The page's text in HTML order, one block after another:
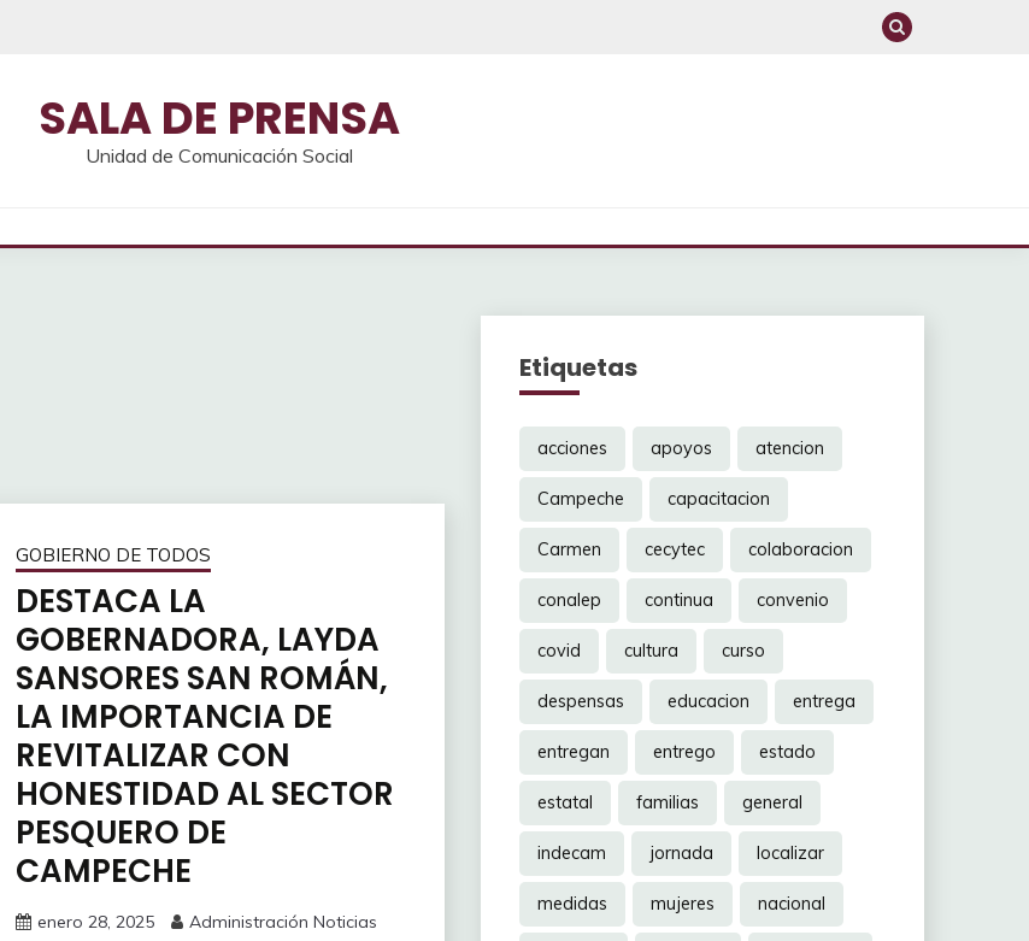
SALA DE PRENSA
Unidad de Comunicación Social
GOBIERNO DE TODOS
DESTACA LA
GOBERNADORA, LAYDA
SANSORES SAN ROMÁN,
LA IMPORTANCIA DE
REVITALIZAR CON
HONESTIDAD AL SECTOR
PESQUERO DE
CAMPECHE
enero 28, 2025 Administración Noticias
Etiquetas
acciones apoyos atencion
Campeche capacitacion
Carmen cecytec colaboracion
conalep continua convenio
covid cultura curso
despensas educacion entrega
entregan entrego estado
estatal familias general
indecam jornada localizar
medidas mujeres nacional